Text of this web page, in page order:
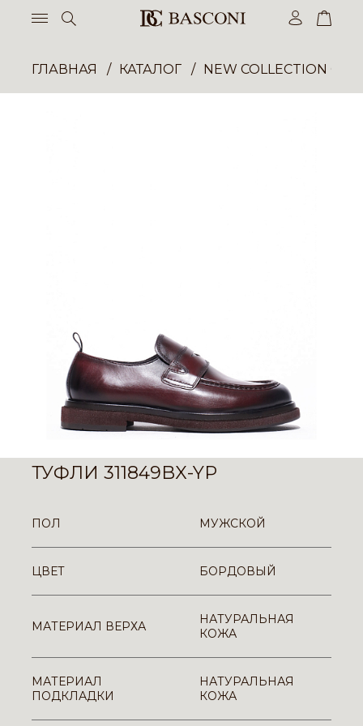
ГЛАВНАЯ КАТАЛОГ NEW COLLECTION
ТУФЛИ 311849BX-YP
ПОЛ МУЖСКОЙ
ЦВЕТ БОРДОВЫЙ
МАТЕРИАЛ ВЕРХА
НАТУРАЛЬНАЯ
КОЖА
МАТЕРИАЛ
ПОДКЛАДКИ
НАТУРАЛЬНАЯ
КОЖА